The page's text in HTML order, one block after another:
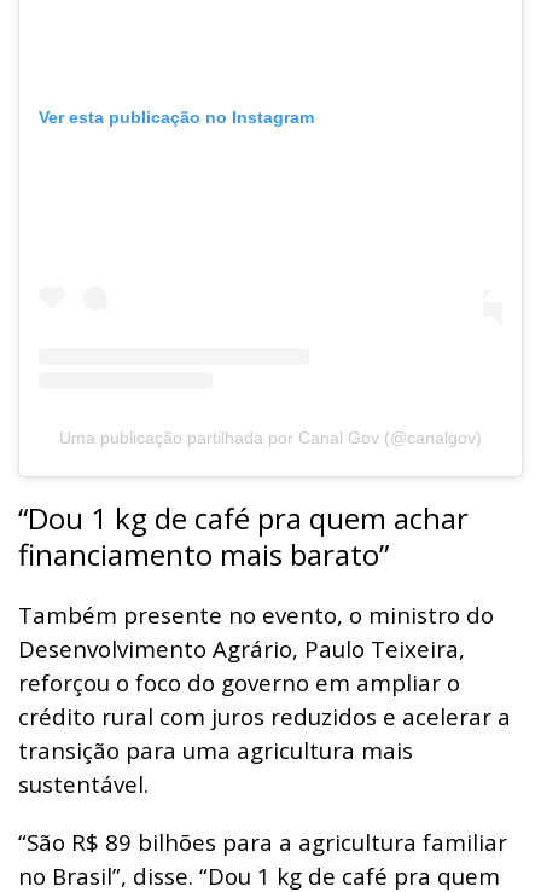
Ver esta publicação no Instagram
Uma publicação partilhada por Canal Gov (@canalgov)
“Dou 1 kg de café pra quem achar
financiamento mais barato”
Também presente no evento, o ministro do
Desenvolvimento Agrário, Paulo Teixeira,
reforçou o foco do governo em ampliar o
crédito rural com juros reduzidos e acelerar a
transição para uma agricultura mais
sustentável.
“São R$ 89 bilhões para a agricultura familiar
no Brasil”, disse. “Dou 1 kg de café pra quem